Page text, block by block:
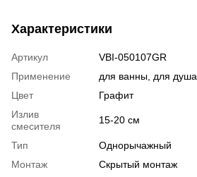
Характеристики
Артикул
VBI-050107GR
Применение
для ванны, для душа
Цвет
Графит
Излив
смесителя
15-20 см
Тип
Однорычажный
Монтаж
Скрытый монтаж